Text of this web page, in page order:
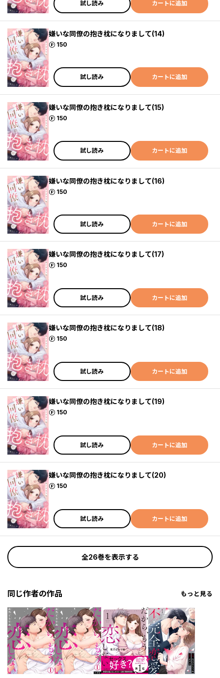
試し読み カートに追加
嫌いな同僚の抱き枕になりまして(14)
150
ポイント
試し読み カートに追加
嫌いな同僚の抱き枕になりまして(15)
150
ポイント
試し読み カートに追加
嫌いな同僚の抱き枕になりまして(16)
150
ポイント
試し読み カートに追加
嫌いな同僚の抱き枕になりまして(17)
150
ポイント
試し読み カートに追加
嫌いな同僚の抱き枕になりまして(18)
150
ポイント
試し読み カートに追加
嫌いな同僚の抱き枕になりまして(19)
150
ポイント
試し読み カートに追加
嫌いな同僚の抱き枕になりまして(20)
150
ポイント
試し読み カートに追加
全26巻を表示する
同じ作者の作品 もっと見る